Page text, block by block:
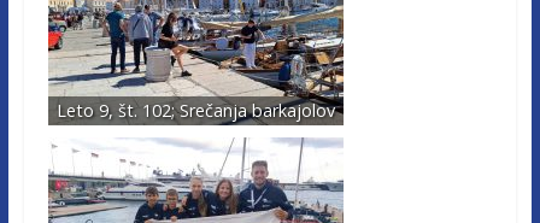
Leto 9, št. 102; Srečanja barkajolov